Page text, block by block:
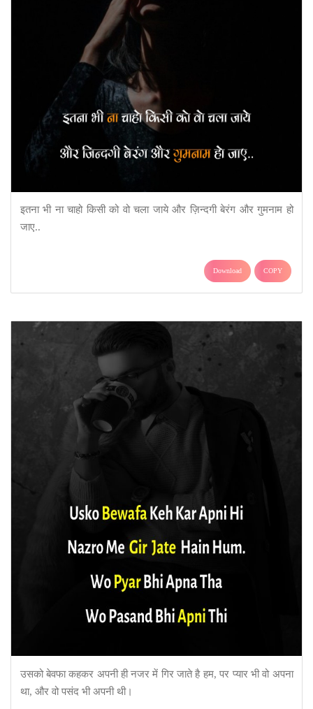
इतना भी ना चाहो किसी को वो चला जाये और ज़िन्दगी बेरंग और गुमनाम हो
जाए..
Download COPY
उसको बेवफा कहकर अपनी ही नजर में गिर जाते है हम, पर प्यार भी वो अपना
था, और वो पसंद भी अपनी थी।